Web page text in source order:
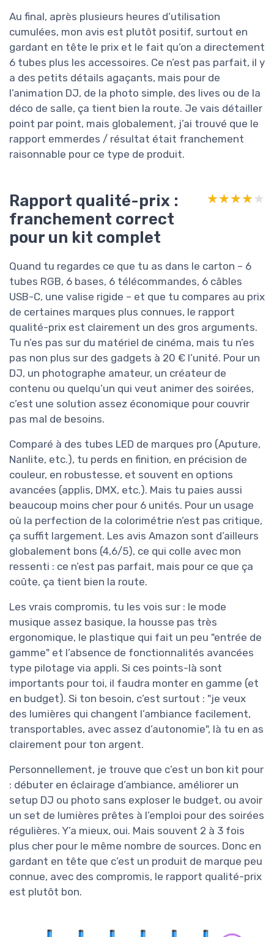
Au final, après plusieurs heures d’utilisation
cumulées, mon avis est plutôt positif, surtout en
gardant en tête le prix et le fait qu’on a directement
6 tubes plus les accessoires. Ce n’est pas parfait, il y
a des petits détails agaçants, mais pour de
l’animation DJ, de la photo simple, des lives ou de la
déco de salle, ça tient bien la route. Je vais détailler
point par point, mais globalement, j’ai trouvé que le
rapport emmerdes / résultat était franchement
raisonnable pour ce type de produit.
Rapport qualité-prix :
franchement correct
pour un kit complet
★★★★★
★★★★★
Quand tu regardes ce que tu as dans le carton – 6
tubes RGB, 6 bases, 6 télécommandes, 6 câbles
USB-C, une valise rigide – et que tu compares au prix
de certaines marques plus connues, le rapport
qualité-prix est clairement un des gros arguments.
Tu n’es pas sur du matériel de cinéma, mais tu n’es
pas non plus sur des gadgets à 20 € l’unité. Pour un
DJ, un photographe amateur, un créateur de
contenu ou quelqu’un qui veut animer des soirées,
c’est une solution assez économique pour couvrir
pas mal de besoins.
Comparé à des tubes LED de marques pro (Aputure,
Nanlite, etc.), tu perds en finition, en précision de
couleur, en robustesse, et souvent en options
avancées (applis, DMX, etc.). Mais tu paies aussi
beaucoup moins cher pour 6 unités. Pour un usage
où la perfection de la colorimétrie n’est pas critique,
ça suffit largement. Les avis Amazon sont d’ailleurs
globalement bons (4,6/5), ce qui colle avec mon
ressenti : ce n’est pas parfait, mais pour ce que ça
coûte, ça tient bien la route.
Les vrais compromis, tu les vois sur : le mode
musique assez basique, la housse pas très
ergonomique, le plastique qui fait un peu "entrée de
gamme" et l’absence de fonctionnalités avancées
type pilotage via appli. Si ces points-là sont
importants pour toi, il faudra monter en gamme (et
en budget). Si ton besoin, c’est surtout : "je veux
des lumières qui changent l’ambiance facilement,
transportables, avec assez d’autonomie", là tu en as
clairement pour ton argent.
Personnellement, je trouve que c’est un bon kit pour
: débuter en éclairage d’ambiance, améliorer un
setup DJ ou photo sans exploser le budget, ou avoir
un set de lumières prêtes à l’emploi pour des soirées
régulières. Y’a mieux, oui. Mais souvent 2 à 3 fois
plus cher pour le même nombre de sources. Donc en
gardant en tête que c’est un produit de marque peu
connue, avec des compromis, le rapport qualité-prix
est plutôt bon.